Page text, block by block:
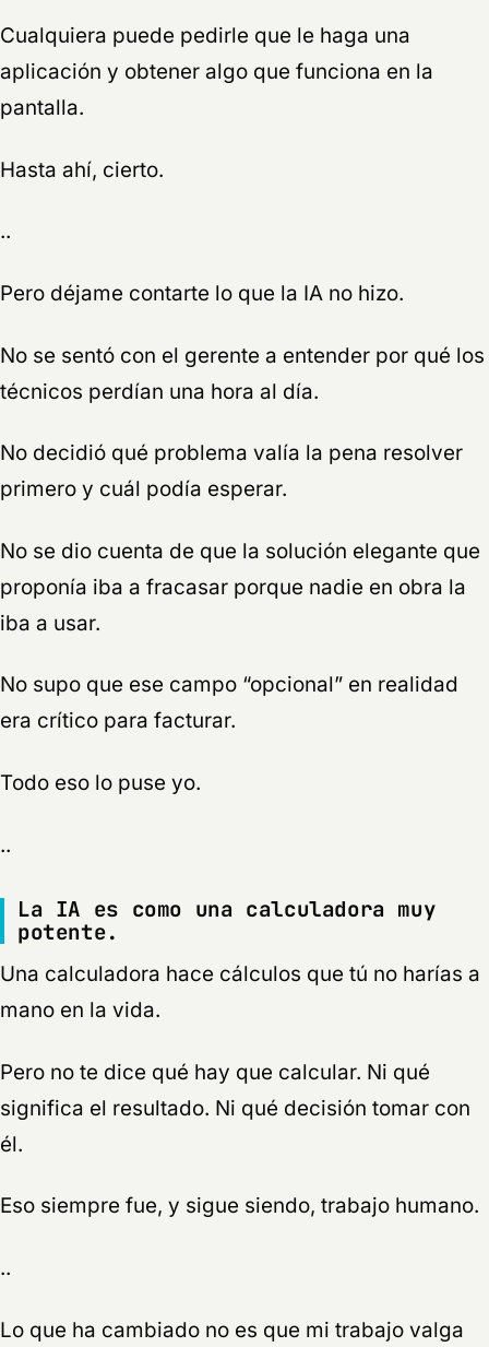
Cualquiera puede pedirle que le haga una
aplicación y obtener algo que funciona en la
pantalla.
Hasta ahí, cierto.
..
Pero déjame contarte lo que la IA no hizo.
No se sentó con el gerente a entender por qué los
técnicos perdían una hora al día.
No decidió qué problema valía la pena resolver
primero y cuál podía esperar.
No se dio cuenta de que la solución elegante que
proponía iba a fracasar porque nadie en obra la
iba a usar.
No supo que ese campo “opcional” en realidad
era crítico para facturar.
Todo eso lo puse yo.
..
La IA es como una calculadora muy
potente.
Una calculadora hace cálculos que tú no harías a
mano en la vida.
Pero no te dice qué hay que calcular. Ni qué
significa el resultado. Ni qué decisión tomar con
él.
Eso siempre fue, y sigue siendo, trabajo humano.
..
Lo que ha cambiado no es que mi trabajo valga